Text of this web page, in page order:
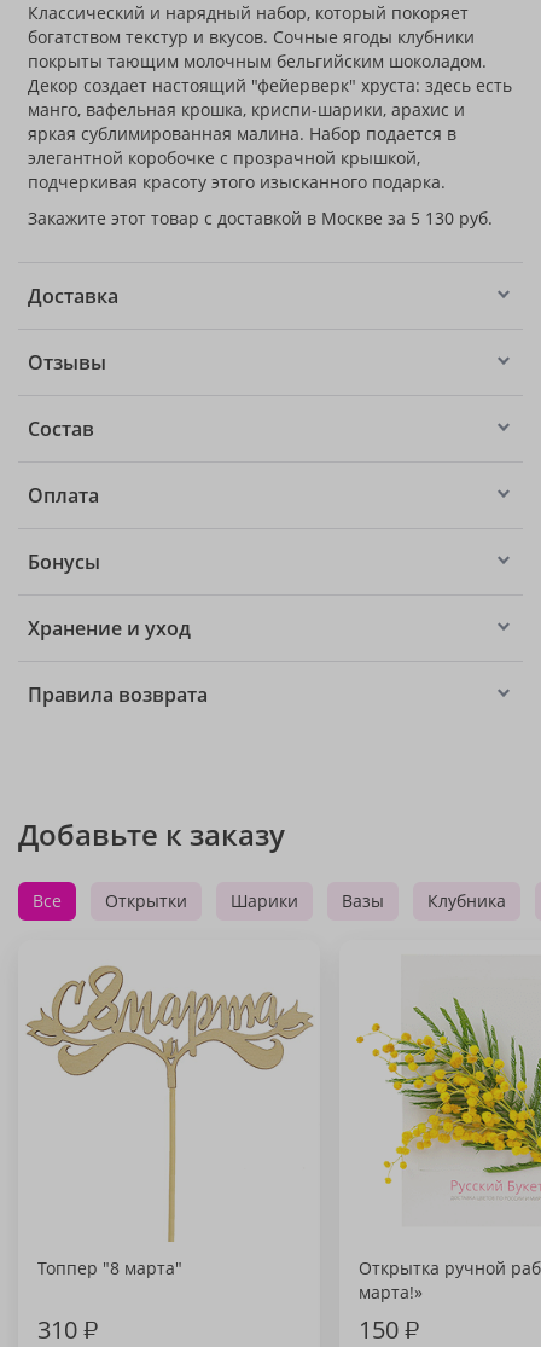
Классический и нарядный набор, который покоряет
богатством текстур и вкусов. Сочные ягоды клубники
покрыты тающим молочным бельгийским шоколадом.
Декор создает настоящий "фейерверк" хруста: здесь есть
манго, вафельная крошка, криспи-шарики, арахис и
яркая сублимированная малина. Набор подается в
элегантной коробочке с прозрачной крышкой,
подчеркивая красоту этого изысканного подарка.
Закажите этот товар с доставкой в Москве за 5 130 руб.
Доставка
Отзывы
Состав
Оплата
Бонусы
Хранение и уход
Правила возврата
Добавьте к заказу
Все Открытки Шарики Вазы Клубника
Топпер "8 марта"
310₽
Открытка ручной
марта!»
150₽